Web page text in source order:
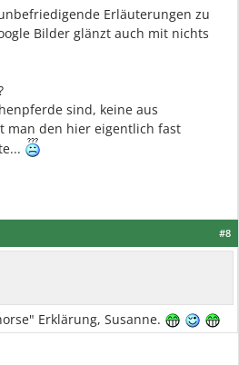
Erläuterungen zu
Bilder glänzt auch mit nichts
sind, keine aus
man den hier eigentlich fast
#8
Erklärung, Susanne.